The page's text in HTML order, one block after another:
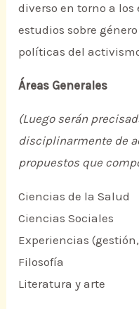
diverso en torno a los
estudios sobre
políticas del
Áreas Generales
(Luego serán
disciplinarmente de
propuestos que
Ciencias de la Salud
Ciencias Sociales
Experiencias
Filosofía
Literatura y arte